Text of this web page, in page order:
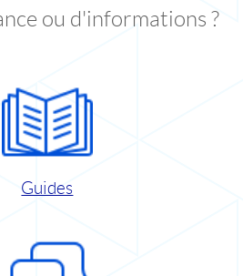
ou d'informations ?
Guides